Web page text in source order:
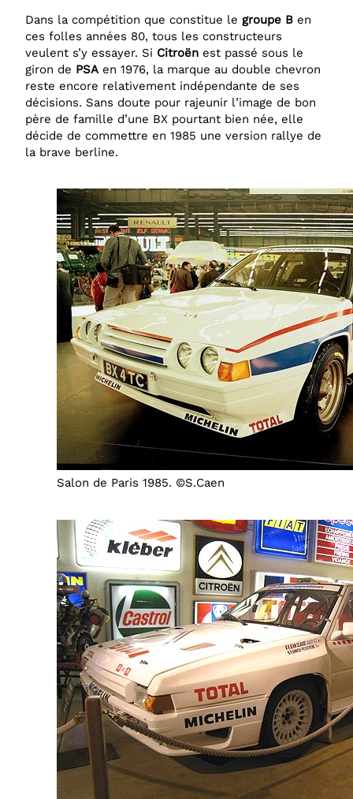
Dans la compétition que constitue le groupe B en
ces folles années 80, tous les constructeurs
veulent s’y essayer. Si Citroën est passé sous le
giron de PSA en 1976, la marque au double chevron
reste encore relativement indépendante de ses
décisions. Sans doute pour rajeunir l’image de bon
père de famille d’une BX pourtant bien née, elle
décide de commettre en 1985 une version rallye de
la brave berline.
Salon de Paris 1985. ©S.Caen